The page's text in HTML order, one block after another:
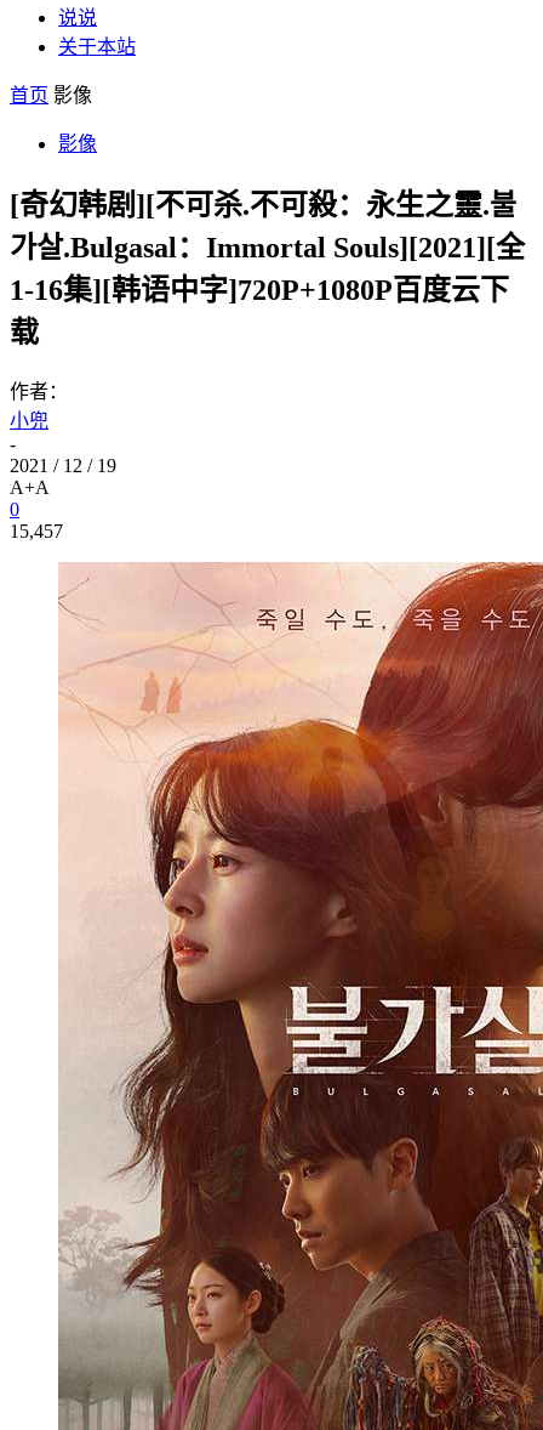
说说
关于本站
首页 影像
影像
[奇幻韩剧][不可杀.不可殺：永生之靈.불
가살.Bulgasal：Immortal Souls][2021][全
1-16集][韩语中字]720P+1080P百度云下
载
作者：
小兜
-
2021 / 12 / 19
A+A
0
15,457